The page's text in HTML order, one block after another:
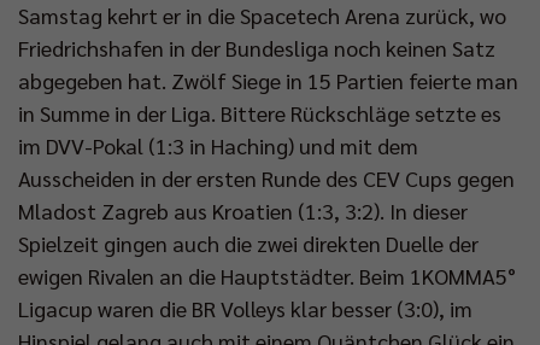
Samstag kehrt er in die Spacetech Arena zurück, wo
Friedrichshafen in der Bundesliga noch keinen Satz
abgegeben hat. Zwölf Siege in 15 Partien feierte man
in Summe in der Liga. Bittere Rückschläge setzte es
im DVV-Pokal (1:3 in Haching) und mit dem
Ausscheiden in der ersten Runde des CEV Cups gegen
Mladost Zagreb aus Kroatien (1:3, 3:2). In dieser
Spielzeit gingen auch die zwei direkten Duelle der
ewigen Rivalen an die Hauptstädter. Beim 1KOMMA5°
Ligacup waren die BR Volleys klar besser (3:0), im